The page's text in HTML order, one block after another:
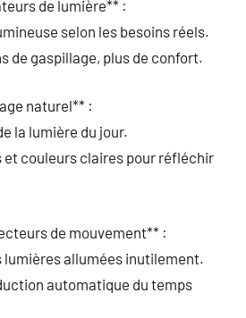
de lumière** :
selon les besoins réels.
de gaspillage, plus de confort.
naturel** :
la lumière du jour.
et couleurs claires pour réfléchir
de mouvement** :
lumières allumées inutilement.
automatique du temps